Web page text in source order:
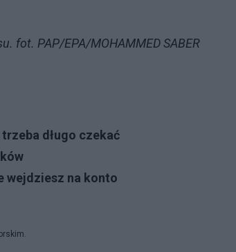
fot. PAP/EPA/MOHAMMED SABER
długo czekać
wejdziesz na konto